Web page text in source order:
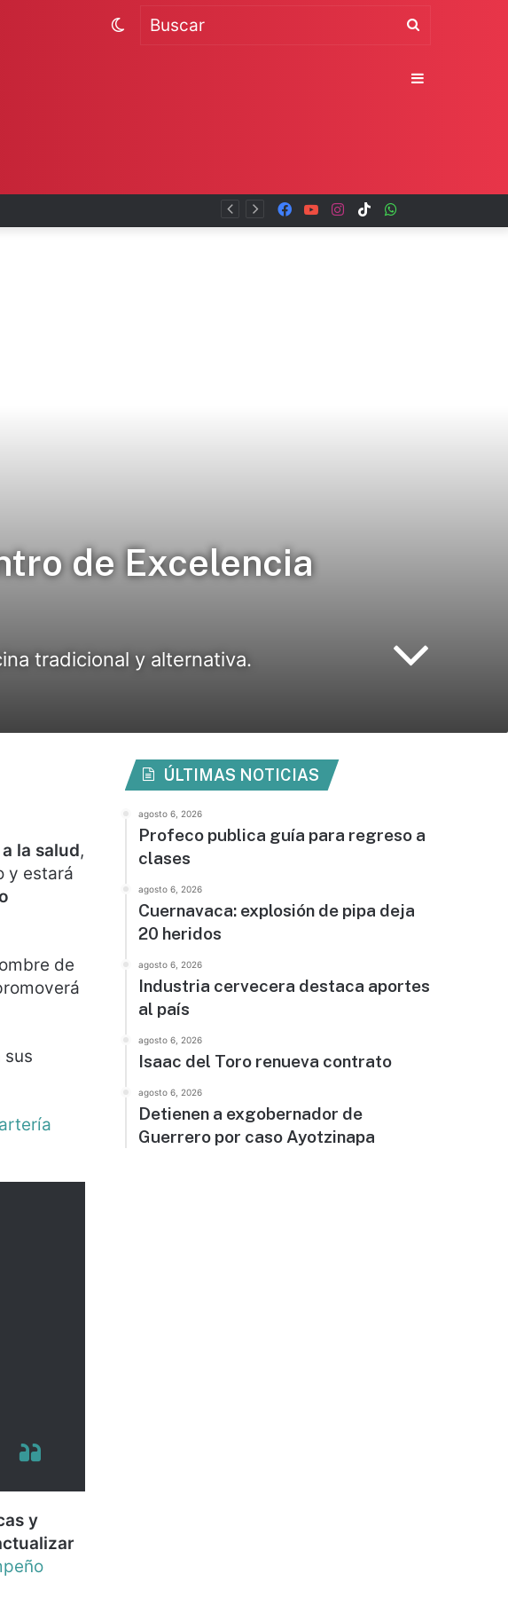
TikTok
Instagram
YouTube
Facebook
Buscar
Switch
Sidebar
de Excelencia
tradicional y alternativa.
la salud,
y estará
de
sus
y
ÚLTIMAS NOTICIAS
agosto 6, 2026
Profeco publica guía para regreso a
clases
agosto 6, 2026
Cuernavaca: explosión de pipa deja
20 heridos
agosto 6, 2026
Industria cervecera destaca aportes
al país
agosto 6, 2026
Isaac del Toro renueva contrato
agosto 6, 2026
Detienen a exgobernador de
Guerrero por caso Ayotzinapa